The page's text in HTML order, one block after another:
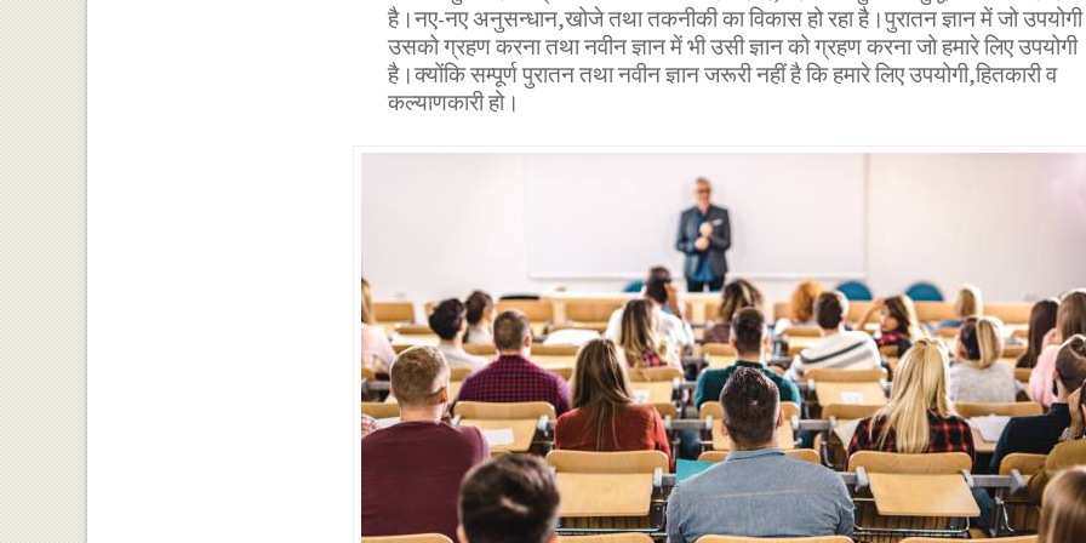
है।नए-नए अनुसन्धान,खोजे तथा तकनीकी का विकास हो रहा है।पुरातन ज्ञान में जो
उसको ग्रहण करना तथा नवीन ज्ञान में भी उसी ज्ञान को ग्रहण करना जो हमारे लिए उपयोगी
है।क्योंकि सम्पूर्ण पुरातन तथा नवीन ज्ञान जरूरी नहीं है कि हमारे लिए उपयोगी,हितकारी व
कल्याणकारी हो।